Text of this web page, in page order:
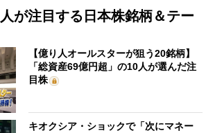
人が注目する日本株銘柄＆テー
【億り人オールスターが狙う20銘柄】
「総資産69億円超」の10人が選んだ注
目株
キオクシア・ショックで「次にマネー